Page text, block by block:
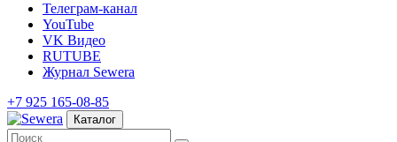
Телеграм-канал
YouTube
VK Видео
RUTUBE
Журнал Sewera
+7 925 165-08-85
Каталог